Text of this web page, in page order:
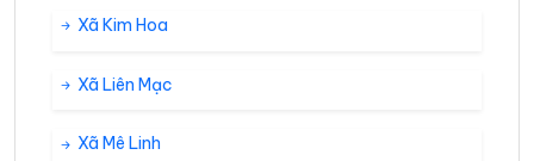
Xã Kim Hoa
Xã Liên Mạc
Xã Mê Linh